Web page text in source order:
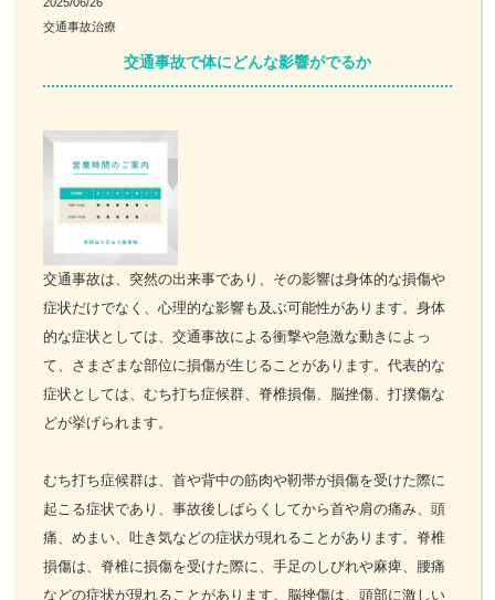
鍼・灸・小児鍼
冷え性改善
訪問鍼灸
ニュース＆ブログ
お客様の声
お問い合わせ
交通事故治療
交通事故で体にどんな影響がでるか
交通事故は、突然の出来事であり、その影響は身体的な損傷や
症状だけでなく、心理的な影響も及ぶ可能性があります。身体
的な症状としては、交通事故による衝撃や急激な動きによっ
て、さまざまな部位に損傷が生じることがあります。代表的な
症状としては、むち打ち症候群、脊椎損傷、脳挫傷、打撲傷な
どが挙げられます。
むち打ち症候群は、首や背中の筋肉や靭帯が損傷を受けた際に
起こる症状であり、事故後しばらくしてから首や肩の痛み、頭
痛、めまい、吐き気などの症状が現れることがあります。脊椎
損傷は、脊椎に損傷を受けた際に、手足のしびれや麻痺、腰痛
などの症状が現れることがあります。脳挫傷は、頭部に激しい